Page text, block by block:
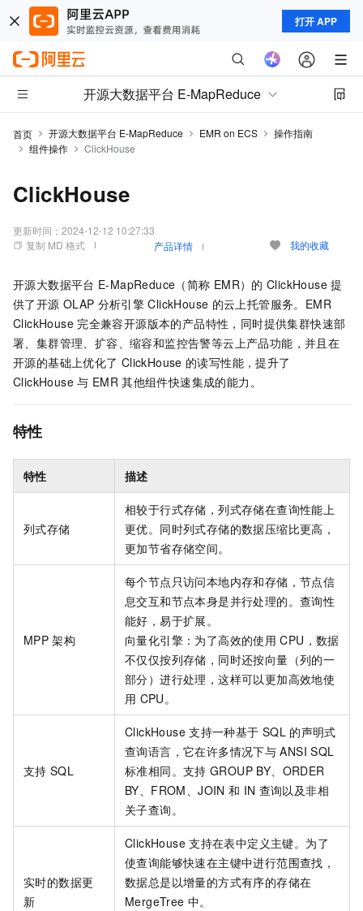
打开 APP
开源大数据平台 E-MapReduce
首页 开源大数据平台 E-MapReduce EMR on ECS
操作指南
组件操作
ClickHouse
ClickHouse
更新时间： 2024-12-12 10:27:33
复制 MD 格式
产品详情 我的收藏
开源大数据平台 E-MapReduce（简称 EMR）的 ClickHouse 提
供了开源 OLAP 分析引擎 ClickHouse 的云上托管服务。EMR
ClickHouse 完全兼容开源版本的产品特性，同时提供集群快速部
署、集群管理、扩容、缩容和监控告警等云上产品功能，并且在
开源的基础上优化了 ClickHouse 的读写性能，提升了
ClickHouse 与 EMR 其他组件快速集成的能力。
特性
特性 描述
列式存储
相较于行式存储，列式存储在查询性能上
更优。同时列式存储的数据压缩比更高，
更加节省存储空间。
MPP 架构
每个节点只访问本地内存和存储，节点信
息交互和节点本身是并行处理的。查询性
能好，易于扩展。
向量化引擎：为了高效的使用 CPU，数据
不仅仅按列存储，同时还按向量（列的一
部分）进行处理，这样可以更加高效地使
用 CPU。
支持 SQL
ClickHouse 支持一种基于 SQL 的声明式
查询语言，它在许多情况下与 ANSI SQL
标准相同。支持 GROUP BY、ORDER
BY、FROM、JOIN 和 IN 查询以及非相
关子查询。
实时的数据更
新
ClickHouse 支持在表中定义主键。为了
使查询能够快速在主键中进行范围查找，
数据总是以增量的方式有序的存储在
MergeTree 中。